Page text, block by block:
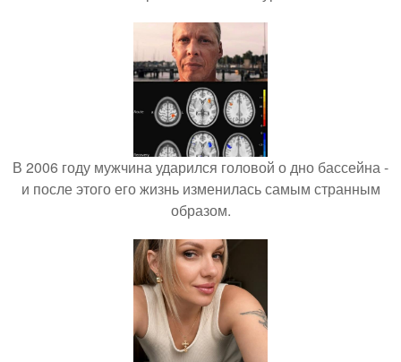
В 2006 году мужчина ударился головой о дно бассейна -
и после этого его жизнь изменилась самым странным
образом.